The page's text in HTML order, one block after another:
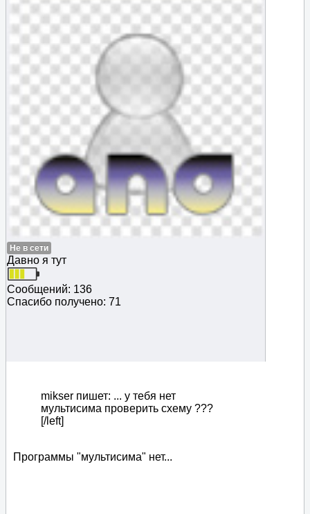
Не в сети
Давно я тут
Сообщений: 136
Спасибо получено: 71
mikser пишет: ... у тебя нет
мультисима проверить схему ???
[/left]
Программы "мультисима" нет...